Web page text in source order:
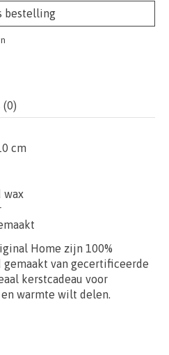
bestelling
(0)
cm
wax
Home zijn 100%
van gecertificeerde
kerstcadeau voor
warmte wilt delen.